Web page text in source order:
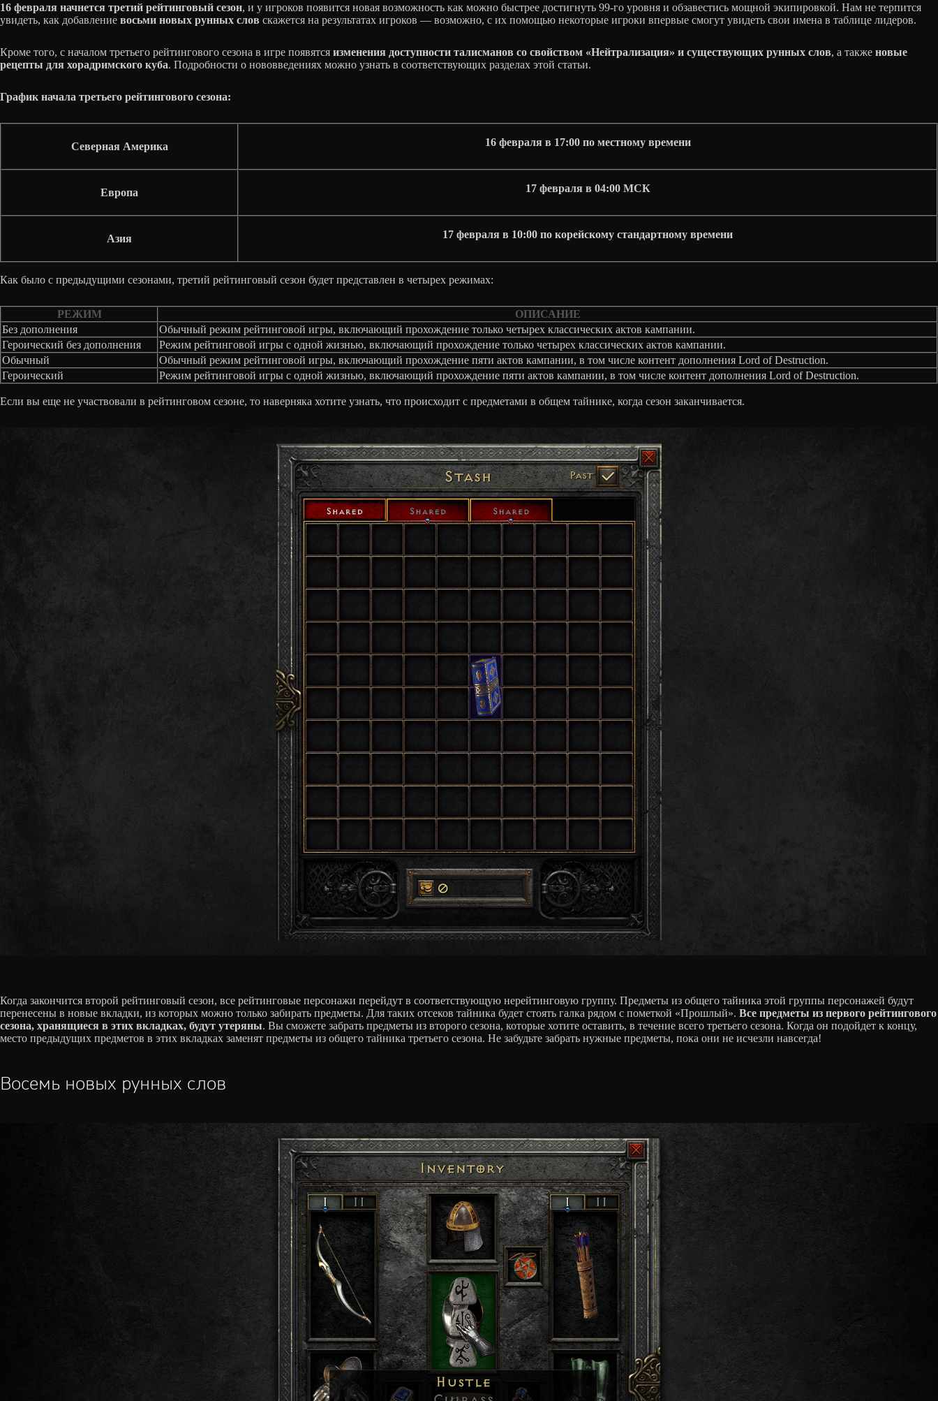
16 февраля начнется третий рейтинговый сезон, и у игроков появится новая возможность как можно быстрее достигнуть 99-го уровня и обзавестись мощной экипировкой. Нам не терпится
увидеть, как добавление восьми новых рунных слов скажется на результатах игроков — возможно, с их помощью некоторые игроки впервые смогут увидеть свои имена в таблице лидеров.
Кроме того, с началом третьего рейтингового сезона в игре появятся изменения доступности талисманов со свойством «Нейтрализация» и существующих рунных слов, а также новые
рецепты для хорадримского куба. Подробности о нововведениях можно узнать в соответствующих разделах этой статьи.
График начала третьего рейтингового сезона:
Северная Америка 16 февраля в 17:00 по местному времени
Европа 17 февраля в 04:00 МСК
Азия 17 февраля в 10:00 по корейскому стандартному времени
Как было с предыдущими сезонами, третий рейтинговый сезон будет представлен в четырех режимах:
РЕЖИМ
ОПИСАНИЕ
Без дополнения
Обычный режим рейтинговой игры, включающий прохождение только четырех классических актов кампании.
Героический без дополнения
Режим рейтинговой игры с одной жизнью, включающий прохождение только четырех классических актов кампании.
Обычный
Обычный режим рейтинговой игры, включающий прохождение пяти актов кампании, в том числе контент дополнения Lord of Destruction.
Героический
Режим рейтинговой игры с одной жизнью, включающий прохождение пяти актов кампании, в том числе контент дополнения Lord of Destruction.
Если вы еще не участвовали в рейтинговом сезоне, то наверняка хотите узнать, что происходит с предметами в общем тайнике, когда сезон заканчивается.
Когда закончится второй рейтинговый сезон, все рейтинговые персонажи перейдут в соответствующую нерейтинговую группу. Предметы из общего тайника этой группы персонажей будут
перенесены в новые вкладки, из которых можно только забирать предметы. Для таких отсеков тайника будет стоять галка рядом с пометкой «Прошлый». Все предметы из первого рейтингового
сезона, хранящиеся в этих вкладках, будут утеряны. Вы сможете забрать предметы из второго сезона, которые хотите оставить, в течение всего третьего сезона. Когда он подойдет к концу,
место предыдущих предметов в этих вкладках заменят предметы из общего тайника третьего сезона. Не забудьте забрать нужные предметы, пока они не исчезли навсегда!
Восемь новых рунных слов